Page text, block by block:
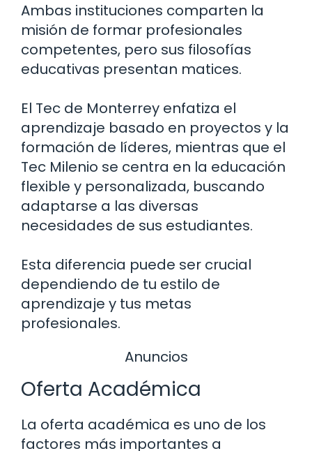
Ambas instituciones comparten la
misión de formar profesionales
competentes, pero sus filosofías
educativas presentan matices.
El Tec de Monterrey enfatiza el
aprendizaje basado en proyectos y la
formación de líderes, mientras que el
Tec Milenio se centra en la educación
flexible y personalizada, buscando
adaptarse a las diversas
necesidades de sus estudiantes.
Esta diferencia puede ser crucial
dependiendo de tu estilo de
aprendizaje y tus metas
profesionales.
Anuncios
Oferta Académica
La oferta académica es uno de los
factores más importantes a